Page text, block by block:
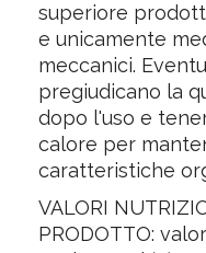
superiore
e unicamente
meccanici.
pregiudicano la
dopo l'uso e
calore per
caratteristiche
VALORI
PRODOTTO: